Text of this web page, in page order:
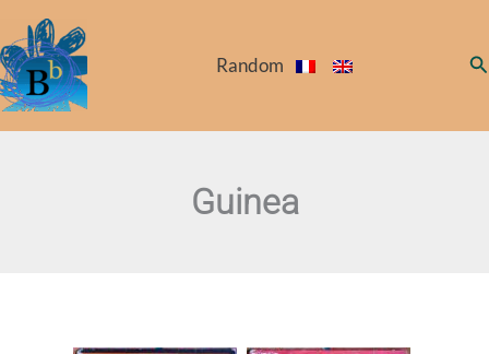
to
content
Random
Guinea